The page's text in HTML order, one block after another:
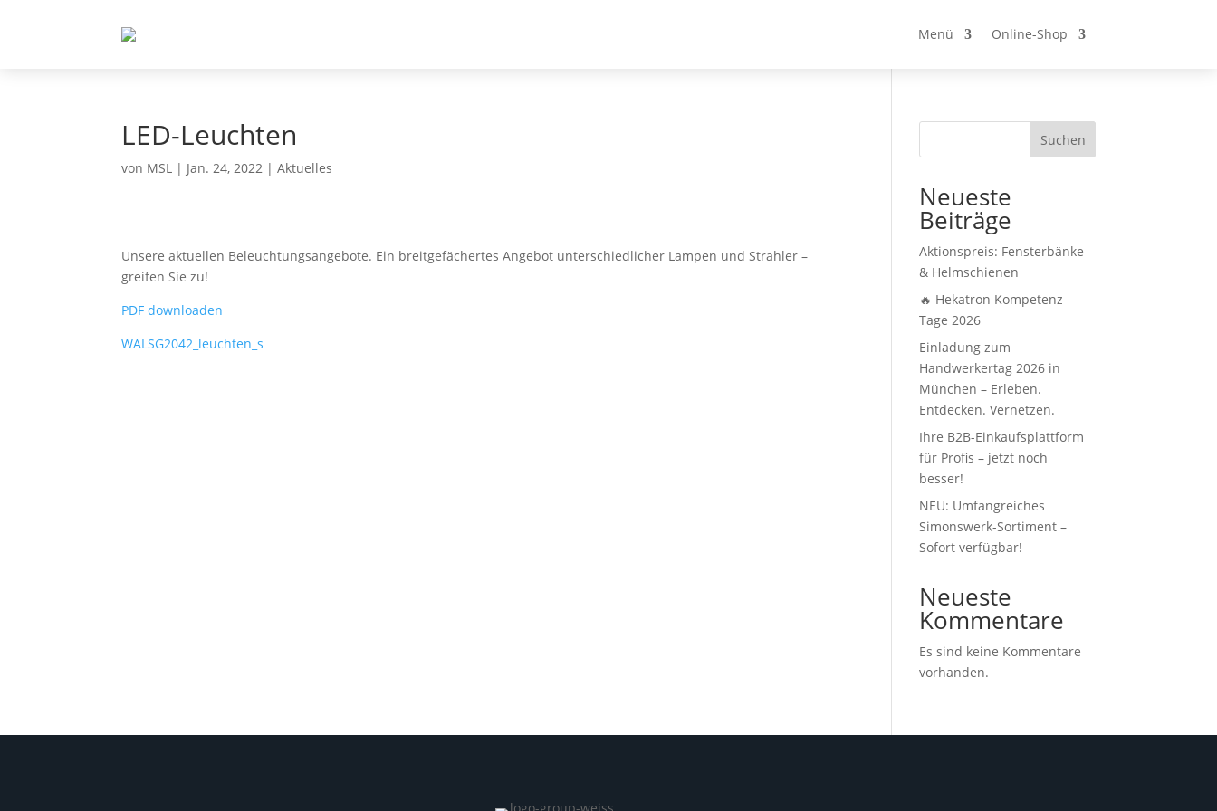
Menü Online-Shop
LED-Leuchten
von MSL | Jan. 24, 2022 |Aktuelles
Unsere aktuellen Beleuchtungsangebote. Ein breitgefächertes Angebot unterschiedlicher Lampen und Strahler –
greifen Sie zu!
PDF downloaden
WALSG2042_leuchten_s
Suchen
Neueste
Beiträge
Aktionspreis: Fensterbänke
& Helmschienen
🔥 Hekatron Kompetenz
Tage 2026
Einladung zum
Handwerkertag 2026 in
München – Erleben.
Entdecken. Vernetzen.
Ihre B2B-Einkaufsplattform
für Profis – jetzt noch
besser!
NEU: Umfangreiches
Simonswerk-Sortiment –
Sofort verfügbar!
Neueste
Kommentare
Es sind keine Kommentare
vorhanden.